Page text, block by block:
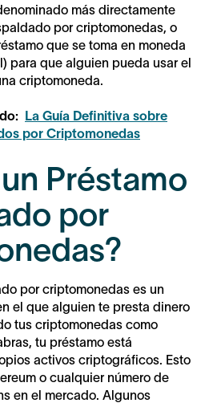
más directamente
por criptomonedas, o
que se toma en moneda
para que alguien pueda usar el
criptomoneda.
La Guía Definitiva sobre
por Criptomonedas
Préstamo
por
por criptomonedas es un
el que alguien te presta dinero
tus criptomonedas como
tu préstamo está
activos criptográficos. Esto
o cualquier número de
en el mercado. Algunos